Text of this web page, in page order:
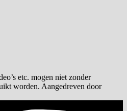
etc. mogen niet zonder
worden. Aangedreven door